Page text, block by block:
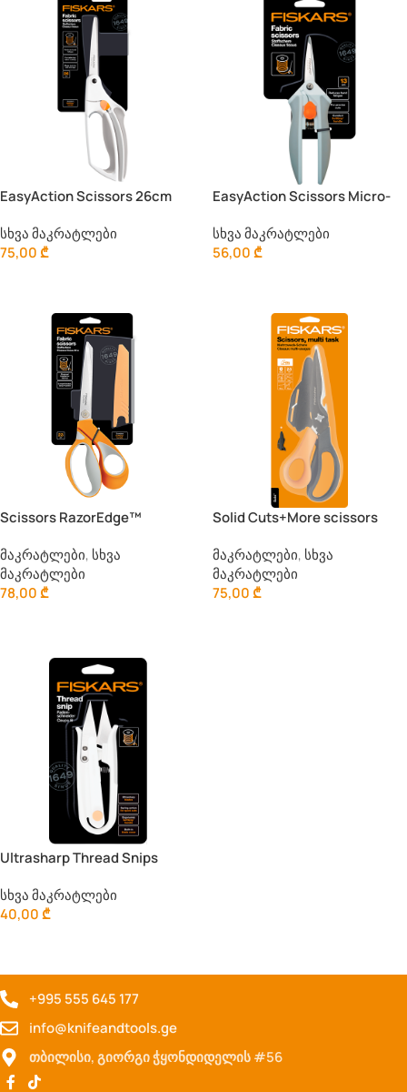
EasyAction Scissors 26cm
სხვა მაკრატლები
75,00₾
EasyAction Scissors Micro-
სხვა მაკრატლები
56,00₾
Scissors RazorEdge™
მაკრატლები, სხვა
მაკრატლები
78,00₾
Solid Cuts+More scissors
მაკრატლები, სხვა
მაკრატლები
75,00₾
Ultrasharp Thread Snips
სხვა მაკრატლები
40,00₾
+995 555 645 177
info@knifeandtools.ge
თბილისი, გიორგი ჭყონდიდელის #56